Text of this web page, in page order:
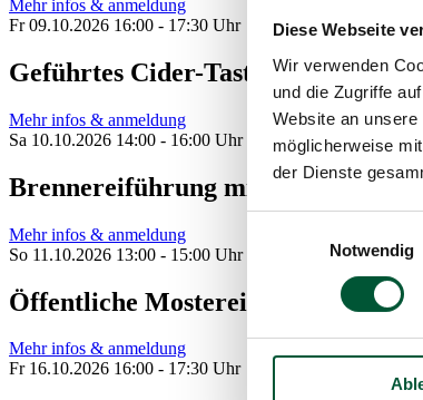
Diese Webseite
Wir verwenden
und die Zugriffe
Website an
möglicherweise
der Dienste
Notwendig
Mehr infos & anmeldung
Fr 09.10.2026 16:00 - 17:30 Uhr
Geführtes Cider-Tasting
Mehr infos & anmeldung
Sa 10.10.2026 14:00 - 16:00 Uhr
Brennereiführung mit Edelbrand-
Mehr infos & anmeldung
So 11.10.2026 13:00 - 15:00 Uhr
Öffentliche Mostereiführung mit
Mehr infos & anmeldung
Fr 16.10.2026 16:00 - 17:30 Uhr